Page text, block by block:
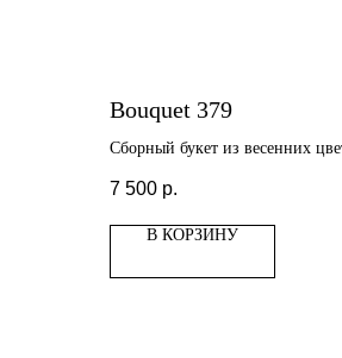
Bouquet 379
Сборный букет из весенних
7 500 р.
В КОРЗИНУ